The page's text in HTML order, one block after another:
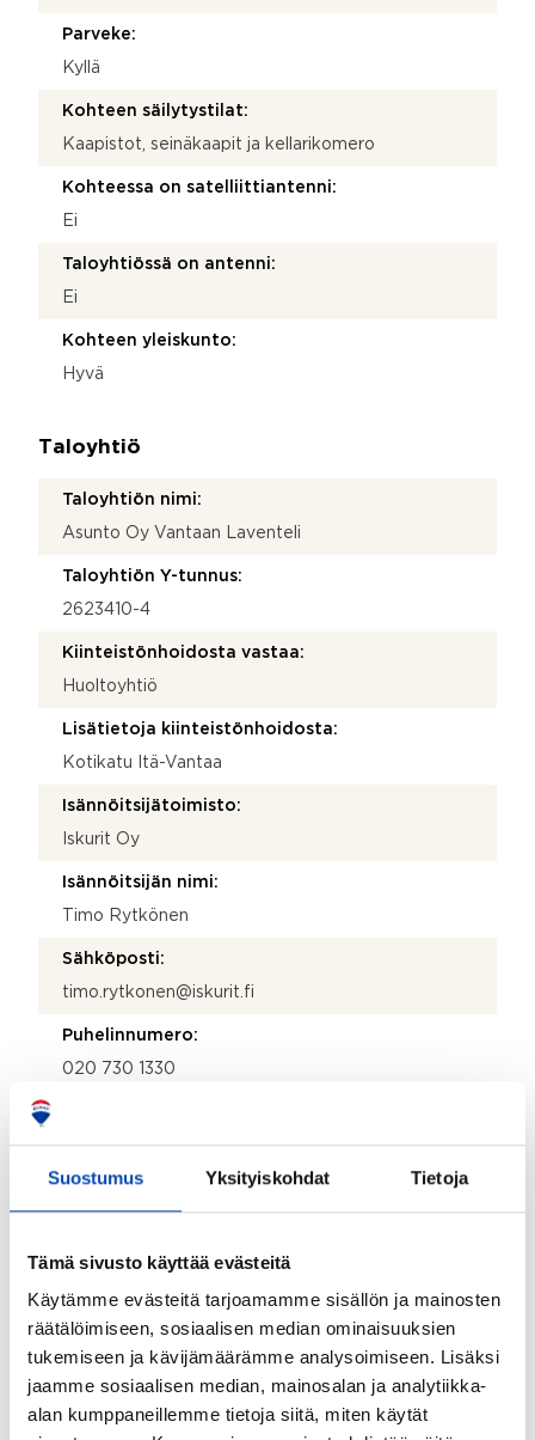
Suostumus Yksityiskohdat Tietoja
Tämä sivusto käyttää evästeitä
Käytämme evästeitä tarjoamamme sisällön ja mainosten
räätälöimiseen, sosiaalisen median ominaisuuksien
tukemiseen ja kävijämäärämme analysoimiseen. Lisäksi
jaamme sosiaalisen median, mainosalan ja analytiikka-
alan kumppaneillemme tietoja siitä, miten käytät
Parveke:
Kyllä
Kohteen säilytystilat:
Kaapistot, seinäkaapit ja kellarikomero
Kohteessa on satelliittiantenni:
Ei
Taloyhtiössä on antenni:
Ei
Kohteen yleiskunto:
Hyvä
Taloyhtiö
Taloyhtiön nimi:
Asunto Oy Vantaan Laventeli
Taloyhtiön Y-tunnus:
2623410-4
Kiinteistönhoidosta vastaa:
Huoltoyhtiö
Lisätietoja kiinteistönhoidosta:
Kotikatu Itä-Vantaa
Isännöitsijätoimisto:
Iskurit Oy
Isännöitsijän nimi:
Timo Rytkönen
Sähköposti:
timo.rytkonen@iskurit.fi
Puhelinnumero:
020 730 1330
Haapaniemenkatu 7-9
Postinumero:
Postitoimipaikka:
Helsinki
Isännöitsijäntodistuksen päivämäärä:
Valmistumisvuosi: